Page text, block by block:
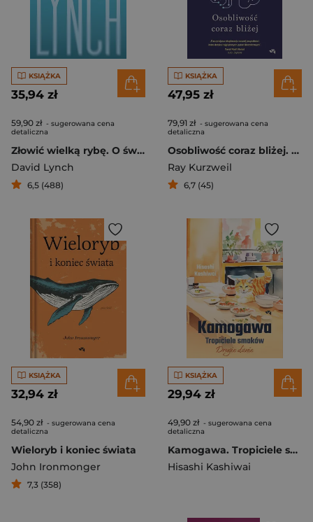
KSIĄŻKA
35,94 zł
59,90 zł - sugerowana cena
detaliczna
Złowić wielką rybę. O świadomości, kreatywności i medytacji
David Lynch
6,5 (488)
KSIĄŻKA
47,95 zł
79,91 zł - sugerowana cena
detaliczna
Osobliwość coraz bliżej. Kiedy połączymy się z AI
Ray Kurzweil
6,7 (45)
KSIĄŻKA
32,94 zł
54,90 zł - sugerowana cena
detaliczna
Wieloryb i koniec świata
John Ironmonger
7,3 (358)
KSIĄŻKA
29,94 zł
49,90 zł - sugerowana cena
detaliczna
Kamogawa. Tropiciele smaków. Tom 2
Hisashi Kashiwai